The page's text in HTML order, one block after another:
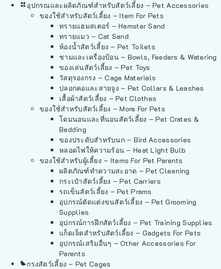
อุปกรณและผลิตภัณฑ์สำหรับสัตว์เลี้ยง – Pet Accessories
ของใช้สำหรับสัตว์เลี้ยง – Item For Pets
ทรายแฮมสเตอร์ – Hamster Sand
ทรายแมว – Cat Sand
ห้องน้ำสัตว์เลี้ยง – Pet Toilets
ชามและเครื่องป้อน – Bowls, Feeders & Watering
ของเล่นสัตว์เลี้ยง – Pet Toys
วัสดุรองกรง – Cage Materials
ปลอกคอและสายจูง – Pet Collars & Leashes
เสื้อผ้าสัตว์เลี้ยง – Pet Clothes
ของใช้สำหรับสัตว์เลี้ยง – More For Pets
โดมนอนและที่นอนสัตว์เลี้ยง – Pet Crates &
Bedding
ของประดับสำหรับนก – Bird Accessories
หลอดไฟให้ความร้อน – Heat Light Bulb
ของใช้สำหรับผู้เลี้ยง – Items For Pet Parents
ผลิตภัณฑ์ทำความสะอาด – Pet Cleaning
กระเป๋าสัตว์เลี้ยง – Pet Carriers
รถเข็นสัตว์เลี้ยง – Pet Prams
อุปกรณ์ตัดแต่งขนสัตว์เลี้ยง – Pet Grooming
Supplies
อุปกรณ์การฝึกสัตว์เลี้ยง – Pet Training Supplies
แก็ดเจ็ตสำหรับสัตว์เลี้ยง – Gadgets For Pets
อุปกรณ์เสริมอื่นๆ – Other Accessories For
Parents
กรงสัตว์เลี้ยง – Pet Cages